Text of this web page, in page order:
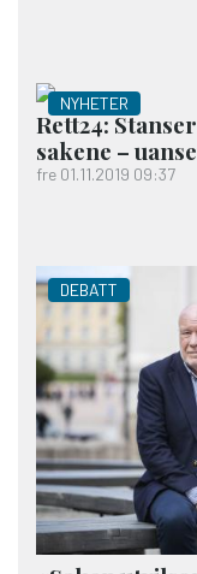
NYHETER
Rett24:
sakene –
fre 01.11.2019 09:37
DEBATT